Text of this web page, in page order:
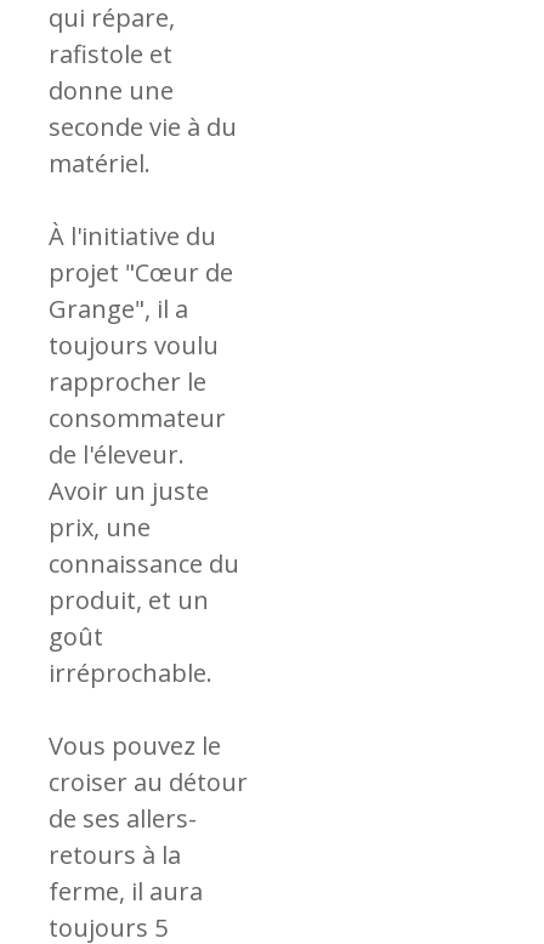
qui répare,
rafistole et
donne une
seconde vie à du
matériel.
À l'initiative du
projet "Cœur de
Grange", il a
toujours voulu
rapprocher le
consommateur
de l'éleveur.
Avoir un juste
prix, une
connaissance du
produit, et un
goût
irréprochable.
Vous pouvez le
croiser au détour
de ses allers-
retours à la
ferme, il aura
toujours 5